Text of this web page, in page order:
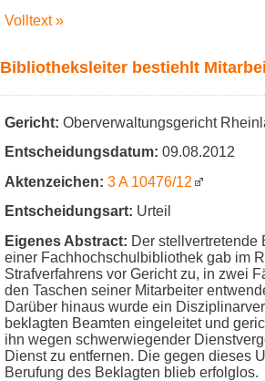
Volltext »
Bibliotheksleiter bestiehlt
Gericht: Oberverwaltungsgericht
Entscheidungsdatum: 09.08.2012
Aktenzeichen: 3 A 10476/12
Entscheidungsart: Urteil
Eigenes Abstract: Der stellvertretende
einer Fachhochschulbibliothek gab im
Strafverfahrens vor Gericht zu, in zwei
den Taschen seiner Mitarbeiter
Darüber hinaus wurde ein
beklagten Beamten eingeleitet und
ihn wegen schwerwiegender
Dienst zu entfernen. Die gegen dieses
Berufung des Beklagten blieb erfolglos.